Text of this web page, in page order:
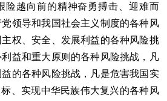
险越向前的精神奋勇搏击、迎难而
党领导和我国社会主义制度的各种风
权、安全、发展利益的各种风险挑
益和重大原则的各种风险挑战，凡
的各种风险挑战，凡是危害我国实
、实现中华民族伟大复兴的各种风